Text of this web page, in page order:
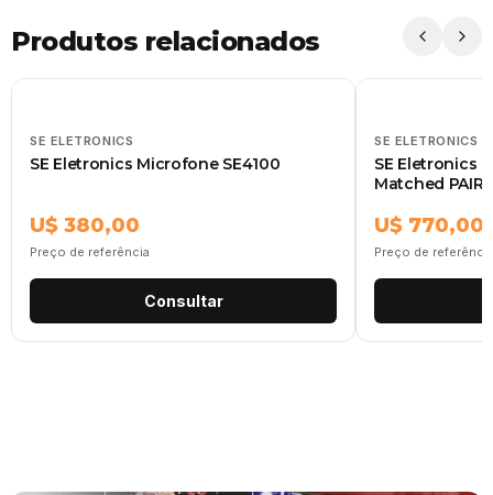
Produtos relacionados
SE ELETRONICS
SE Eletronics Microfone SE4100
U$ 380,00
Preço de referência
Consultar
SE ELETRONICS
SE Eletronics
Matched PAIR
U$ 770,00
Preço de referência